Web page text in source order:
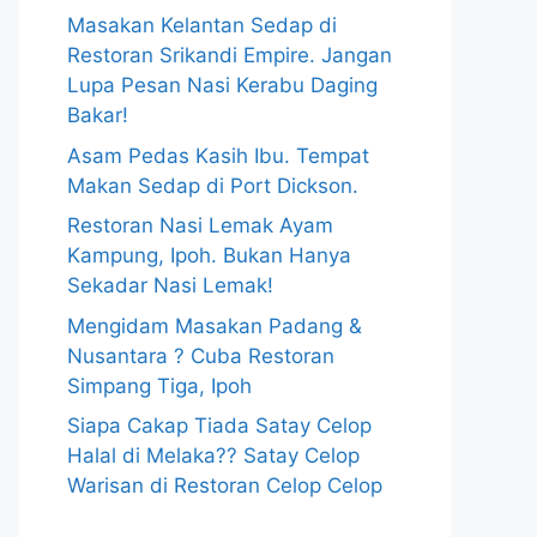
Masakan Kelantan Sedap di
Restoran Srikandi Empire. Jangan
Lupa Pesan Nasi Kerabu Daging
Bakar!
Asam Pedas Kasih Ibu. Tempat
Makan Sedap di Port Dickson.
Restoran Nasi Lemak Ayam
Kampung, Ipoh. Bukan Hanya
Sekadar Nasi Lemak!
Mengidam Masakan Padang &
Nusantara ? Cuba Restoran
Simpang Tiga, Ipoh
Siapa Cakap Tiada Satay Celop
Halal di Melaka?? Satay Celop
Warisan di Restoran Celop Celop